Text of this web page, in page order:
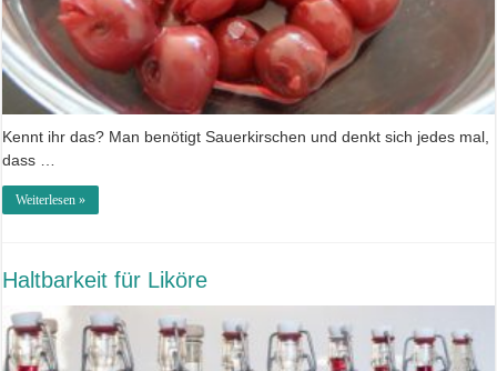
Kennt ihr das? Man benötigt Sauerkirschen und denkt sich jedes mal,
dass …
Weiterlesen »
Haltbarkeit für Liköre